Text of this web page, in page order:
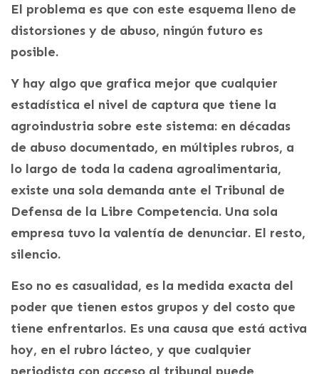
El problema es que con este esquema lleno de
distorsiones y de abuso, ningún futuro es
posible.
Y hay algo que grafica mejor que cualquier
estadística el nivel de captura que tiene la
agroindustria sobre este sistema: en décadas
de abuso documentado, en múltiples rubros, a
lo largo de toda la cadena agroalimentaria,
existe una sola demanda ante el Tribunal de
Defensa de la Libre Competencia. Una sola
empresa tuvo la valentía de denunciar. El resto,
silencio.
Eso no es casualidad, es la medida exacta del
poder que tienen estos grupos y del costo que
tiene enfrentarlos. Es una causa que está activa
hoy, en el rubro lácteo, y que cualquier
periodista con acceso al tribunal puede